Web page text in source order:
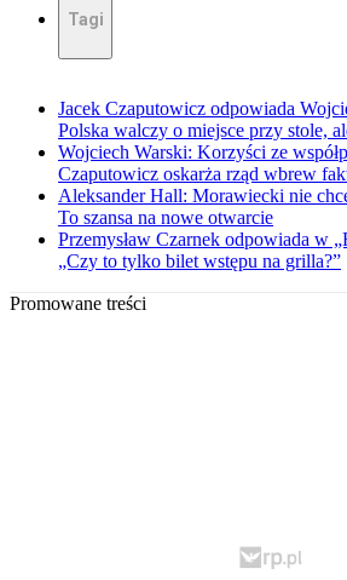
Tagi
Jacek Czaputowicz odpowiada
Polska walczy o miejsce przy stole,
Wojciech Warski: Korzyści ze
Czaputowicz oskarża rząd wbrew
Aleksander Hall: Morawiecki nie
To szansa na nowe otwarcie
Przemysław Czarnek odpowiada w
„Czy to tylko bilet wstępu na grilla?”
Promowane treści